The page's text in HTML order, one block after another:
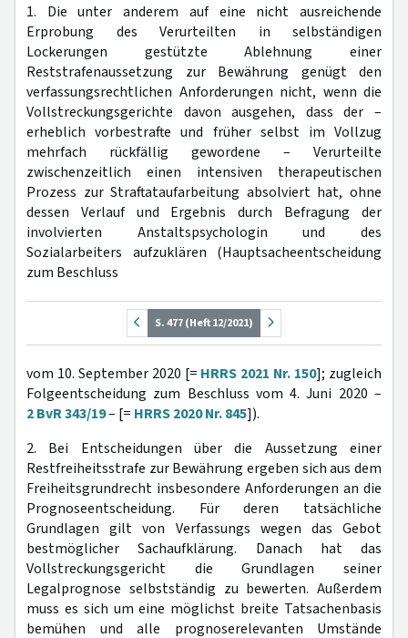
1. Die unter anderem auf eine nicht ausreichende
Erprobung des Verurteilten in selbständigen
Lockerungen gestützte Ablehnung einer
Reststrafenaussetzung zur Bewährung genügt den
verfassungsrechtlichen Anforderungen nicht, wenn die
Vollstreckungsgerichte davon ausgehen, dass der –
erheblich vorbestrafte und früher selbst im Vollzug
mehrfach rückfällig gewordene – Verurteilte
zwischenzeitlich einen intensiven therapeutischen
Prozess zur Straftataufarbeitung absolviert hat, ohne
dessen Verlauf und Ergebnis durch Befragung der
involvierten Anstaltspsychologin und des
Sozialarbeiters aufzuklären (Hauptsacheentscheidung
zum Beschluss
S. 477 (Heft 12/2021)
vom 10. September 2020 [= HRRS 2021 Nr. 150]; zugleich
Folgeentscheidung zum Beschluss vom 4. Juni 2020 –
2 BvR 343/19– [= HRRS 2020 Nr. 845]).
2. Bei Entscheidungen über die Aussetzung einer
Restfreiheitsstrafe zur Bewährung ergeben sich aus dem
Freiheitsgrundrecht insbesondere Anforderungen an die
Prognoseentscheidung. Für deren tatsächliche
Grundlagen gilt von Verfassungs wegen das Gebot
bestmöglicher Sachaufklärung. Danach hat das
Vollstreckungsgericht die Grundlagen seiner
Legalprognose selbstständig zu bewerten. Außerdem
muss es sich um eine möglichst breite Tatsachenbasis
bemühen und alle prognoserelevanten Umstände